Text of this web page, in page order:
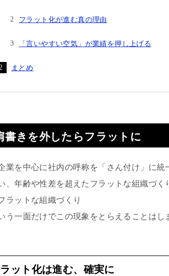
フラット化が進む真の理由
「言いやすい空気」が業績を押し上げる
まとめ
書きを外したらフラットに
業を中心に社内の呼称を「さん付け」に
、年齢や性差を超えたフラットな組織づ
ラットな組織づくり
う一面だけでこの現象をとらえることはし
ット化は進む、確実に